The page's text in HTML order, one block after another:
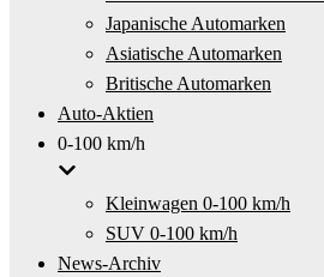
Japanische Automarken
Asiatische Automarken
Britische Automarken
Auto-Aktien
0-100 km/h
Kleinwagen 0-100 km/h
SUV 0-100 km/h
News-Archiv